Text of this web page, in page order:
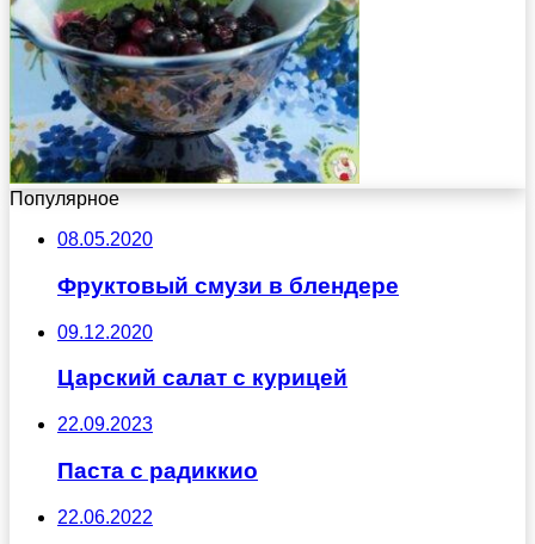
Популярное
08.05.2020
Фруктовый смузи в блендере
09.12.2020
Царский салат с курицей
22.09.2023
Паста с радиккио
22.06.2022